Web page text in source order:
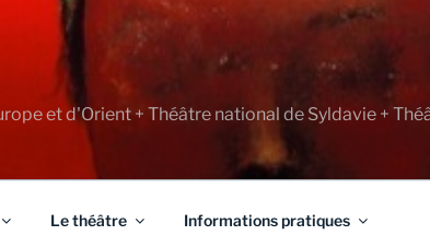
et d'Orient + Théâtre national de Syldavie +
Le théâtre Informations pratiques